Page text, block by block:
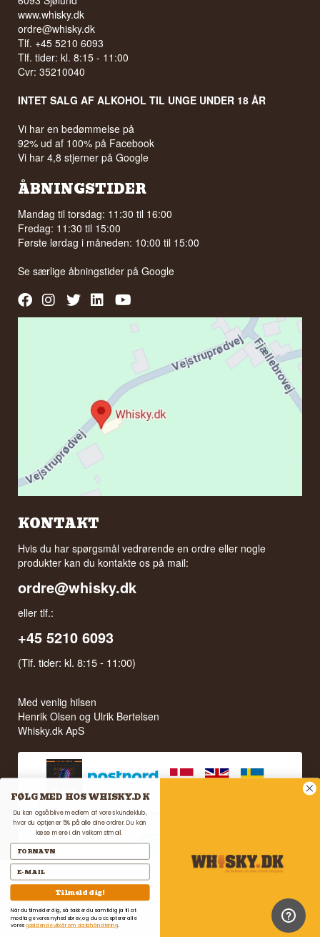
www.whisky.dk
ordre@whisky.dk
Tlf. +45 5210 6093
Tlf. tider: kl. 8:15 - 11:00
Cvr: 35210040
INTET SALG AF ALKOHOL TIL UNGE UNDER 18 ÅR
Vi har en bedømmelse på
92% ud af 100% på Facebook
Vi har 4,8 stjerner på Google
ÅBNINGSTIDER
Mandag til torsdag: 11:30 til 16:00
Fredag: 11:30 til 15:00
Første lørdag i måneden: 10:00 til 15:00
Se særlige åbningstider påGoogle
KONTAKT
Hvis du har spørgsmål vedrørende en ordre eller nogle
produkter kan du kontakte os på mail:
ordre@whisky.dk
eller tlf.:
+45 5210 6093
(Tlf. tider: kl. 8:15 - 11:00)
Med venlig hilsen
Henrik Olsen og Ulrik Bertelsen
Whisky.dk ApS
FØLG MED HOS WHISKY.DK
Du kan også blive medlem af vores kundeklub,
hvor du optjener 5% på alle dine ordrer. Du kan
læse mere i din velkomstmail.
Tilmeld dig!
Når du tilmelder dig, så takker du samtidig ja til at
modtage vores nyhedsbrev, og du accepterer alle
vores gældende vilkår om datahåndtering.